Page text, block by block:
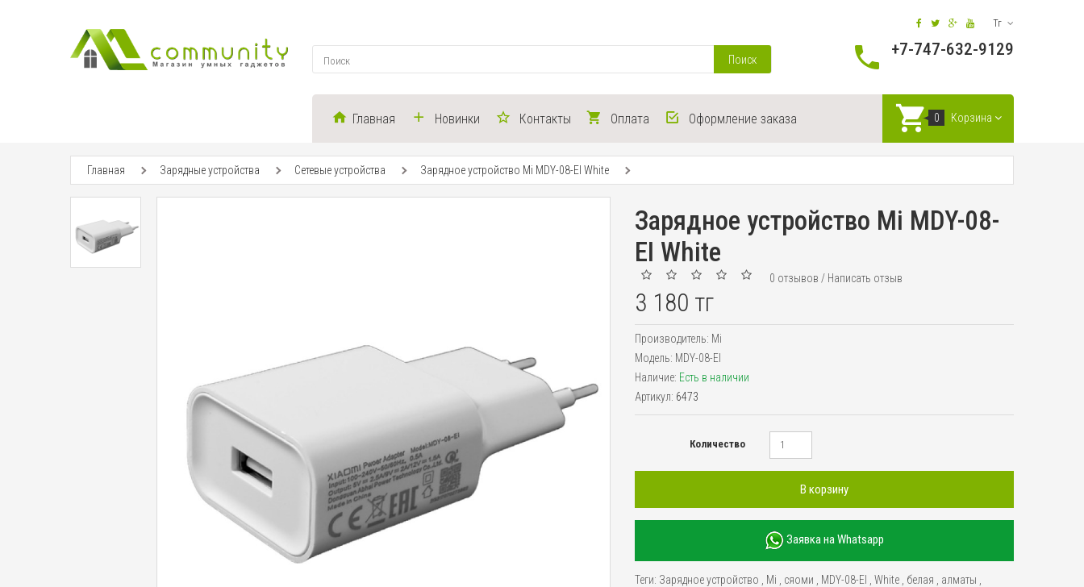
Тг
Поиск
+7-747-632-9129
Главная Новинки Контакты Оплата Оформление заказа 0 Корзина
Главная Зарядные устройства Сетевые устройства Зарядное устройство Mi MDY-08-EI White
Зарядное устройство Mi MDY-08-
EI White
0 отзывов / Написать отзыв
3 180 тг
Производитель: Mi
Модель: MDY-08-EI
Наличие: Есть в наличии
Артикул: 6473
Количество
В корзину
Заявка на Whatsapp
Теги: Зарядное устройство Mi сяоми MDY-08-EI White белая алматы